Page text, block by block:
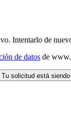
Intentarlo de
de datos de
Tu solicitud está siendo